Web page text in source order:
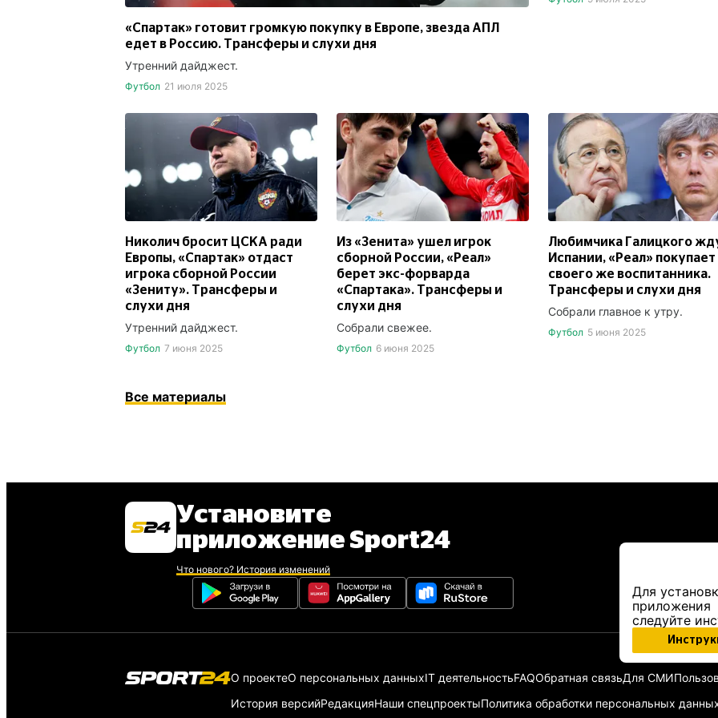
«Спартак» готовит громкую покупку в Европе, звезда АПЛ
едет в Россию. Трансферы и слухи дня
Утренний дайджест.
Футбол 21 июля 2025
Николич бросит ЦСКА ради
Европы, «Спартак» отдаст
игрока сборной России
«Зениту». Трансферы и
слухи дня
Утренний дайджест.
Футбол 7 июня 2025
Из «Зенита» ушел игрок
сборной России, «Реал»
берет экс-форварда
«Спартака». Трансферы и
слухи дня
Собрали свежее.
Футбол 6 июня 2025
Любимчика Галицкого
Испании, «Реал» покупает
своего же воспитанника.
Трансферы и слухи дня
Собрали главное к утру.
Футбол 5 июня 2025
Все материалы
Установите
приложение Sport24
Что нового? История изменений
Для
приложения
следуйте
О проектеО персональных данныхIT деятельностьFAQОбратная связьДля СМИ
История версийРедакцияНаши спецпроектыПолитика обработки персональных